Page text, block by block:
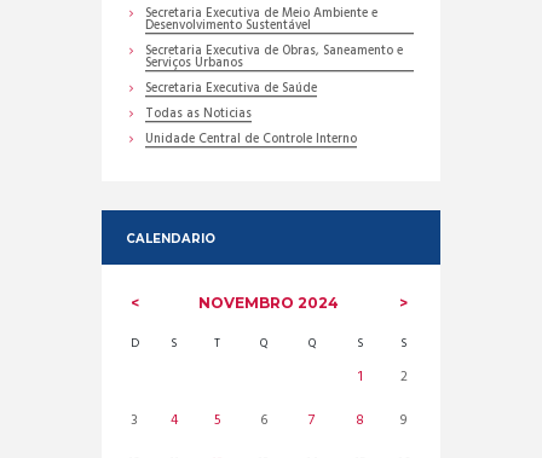
Secretaria Executiva de Meio Ambiente e
Desenvolvimento Sustentável
Secretaria Executiva de Obras, Saneamento e
Serviços Urbanos
Secretaria Executiva de Saúde
Todas as Noticias
Unidade Central de Controle Interno
CALENDARIO
NOVEMBRO 2024
D S T Q Q S S
1
2
3
4 5 6 7 8
9